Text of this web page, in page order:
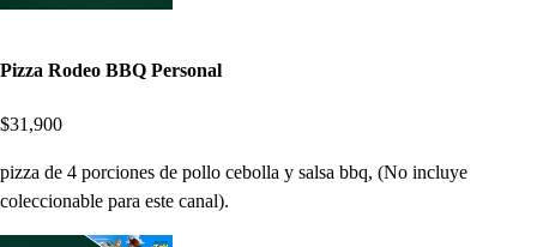
Pizza Rodeo BBQ Personal
$31,900
pizza de 4 porciones de pollo cebolla y salsa bbq, (No incluye
coleccionable para este canal).